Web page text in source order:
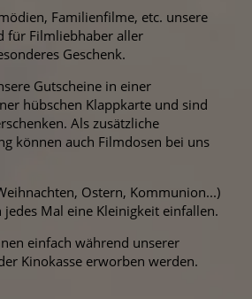
Familienfilme, etc. unsere
für Filmliebhaber aller
Geschenk.
Gutscheine in einer
hübschen Klappkarte und sind
Als zusätzliche
können auch Filmdosen bei uns
Ostern, Kommunion...)
jedes Mal eine Kleinigkeit einfallen.
einfach während unserer
Kinokasse erworben werden.